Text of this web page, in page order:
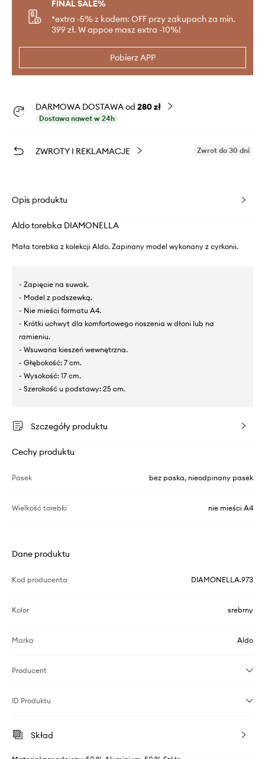
FINAL SALE%
*extra -5% z kodem: OFF przy zakupach za min.
399 zł. W appce masz extra -10%!
Pobierz APP
DARMOWA DOSTAWA od 280 zł
Dostawa nawet w 24h
ZWROTY I REKLAMACJE Zwrot do 30 dni
Opis produktu
Aldo torebka DIAMONELLA
Mała torebka z kolekcji Aldo. Zapinany model wykonany z cyrkonii.
- Zapięcie na suwak.
- Model z podszewką.
- Nie mieści formatu A4.
- Krótki uchwyt dla komfortowego noszenia w dłoni lub na
ramieniu.
- Wsuwana kieszeń wewnętrzna.
- Głębokość: 7 cm.
- Wysokość: 17 cm.
- Szerokość u podstawy: 25 cm.
Szczegóły produktu
Cechy produktu
Pasek bez paska, nieodpinany pasek
Wielkość torebki nie mieści A4
Dane produktu
Kod producenta DIAMONELLA.973
Kolor srebrny
Marka Aldo
Producent
ID Produktu
Skład